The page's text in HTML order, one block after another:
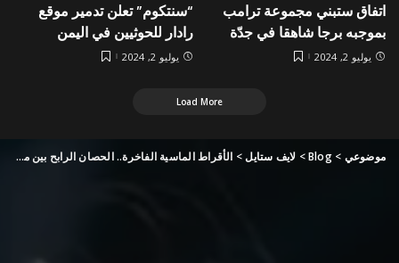
اتفاق ستبني مجموعة ترامب
بموجبه برجا شاهقا في جدّة
يوليو 2, 2024
“سنتكوم” تعلن تدمير موقع
رادار للحوثيين في اليمن
يوليو 2, 2024
Load More
موضوعي >
Blog
> لايف ستايل> الأقراط الماسية الفاخرة.. الحصان الرابح بين مجوهرات النجمات في مهرجان كان 2024